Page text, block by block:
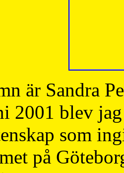
är Sandra
2001 blev
som
på